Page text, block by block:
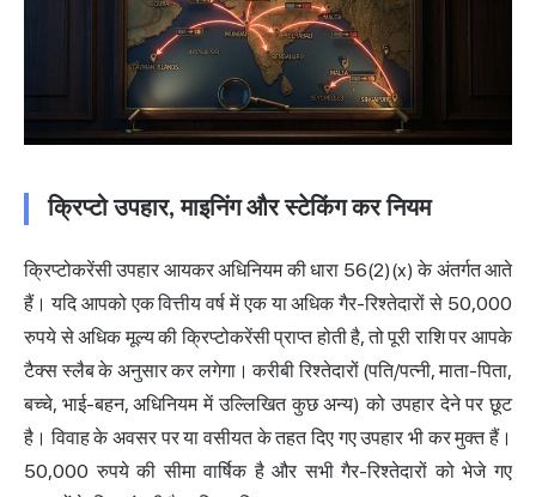
क्रिप्टो उपहार, माइनिंग और स्टेकिंग कर नियम
क्रिप्टोकरेंसी उपहार आयकर अधिनियम की धारा 56(2)(x) के अंतर्गत आते
हैं। यदि आपको एक वित्तीय वर्ष में एक या अधिक गैर-रिश्तेदारों से 50,000
रुपये से अधिक मूल्य की क्रिप्टोकरेंसी प्राप्त होती है, तो पूरी राशि पर आपके
टैक्स स्लैब के अनुसार कर लगेगा। करीबी रिश्तेदारों (पति/पत्नी, माता-पिता,
बच्चे, भाई-बहन, अधिनियम में उल्लिखित कुछ अन्य) को उपहार देने पर छूट
है। विवाह के अवसर पर या वसीयत के तहत दिए गए उपहार भी कर मुक्त हैं।
50,000 रुपये की सीमा वार्षिक है और सभी गैर-रिश्तेदारों को भेजे गए